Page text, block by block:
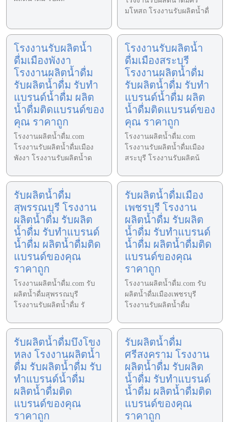
มโหสถ โรงงานรับผลิตน้ำดื่
โรงงานรับผลิตน้ำ
ดื่มเมืองพังงา
โรงงานผลิตน้ำดื่ม
รับผลิตน้ำดื่ม รับทำ
แบรนด์น้ำดื่ม ผลิต
น้ำดื่มติดแบรนด์ของ
คุณ ราคาถูก
โรงงานผลิตน้ำดื่ม.com
โรงงานรับผลิตน้ำดื่มเมือง
พังงา โรงงานรับผลิตน้ำด
โรงงานรับผลิตน้ำ
ดื่มเมืองสระบุรี
โรงงานผลิตน้ำดื่ม
รับผลิตน้ำดื่ม รับทำ
แบรนด์น้ำดื่ม ผลิต
น้ำดื่มติดแบรนด์ของ
คุณ ราคาถูก
โรงงานผลิตน้ำดื่ม.com
โรงงานรับผลิตน้ำดื่มเมือง
สระบุรี โรงงานรับผลิตน้
รับผลิตน้ำดื่ม
สุพรรณบุรี โรงงาน
ผลิตน้ำดื่ม รับผลิต
น้ำดื่ม รับทำแบรนด์
น้ำดื่ม ผลิตน้ำดื่มติด
แบรนด์ของคุณ
ราคาถูก
โรงงานผลิตน้ำดื่ม.com รับ
ผลิตน้ำดื่มสุพรรณบุรี
โรงงานรับผลิตน้ำดื่ม รั
รับผลิตน้ำดื่มเมือง
เพชรบุรี โรงงาน
ผลิตน้ำดื่ม รับผลิต
น้ำดื่ม รับทำแบรนด์
น้ำดื่ม ผลิตน้ำดื่มติด
แบรนด์ของคุณ
ราคาถูก
โรงงานผลิตน้ำดื่ม.com รับ
ผลิตน้ำดื่มเมืองเพชรบุรี
โรงงานรับผลิตน้ำดื่ม
รับผลิตน้ำดื่มบึงโขง
หลง โรงงานผลิตน้ำ
ดื่ม รับผลิตน้ำดื่ม รับ
ทำแบรนด์น้ำดื่ม
ผลิตน้ำดื่มติด
แบรนด์ของคุณ
ราคาถูก
รับผลิตน้ำดื่ม
ศรีสงคราม โรงงาน
ผลิตน้ำดื่ม รับผลิต
น้ำดื่ม รับทำแบรนด์
น้ำดื่ม ผลิตน้ำดื่มติด
แบรนด์ของคุณ
ราคาถูก